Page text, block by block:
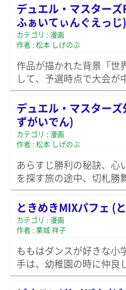
デュエル・マスター
ふぁいてぃんぐえっじ)
カテゴリ : 漫画
作者 : 松本 しげのぶ
作品が描かれた背景「世
して、予選時点で大会
デュエル・マスター
ずがいでん)
カテゴリ : 漫画
作者 : 松本 しげのぶ
あらすじ勝利の秘訣、心
を探す旅の途中、切札
ときめきMIXパフェ (
カテゴリ : 漫画
作者 : 栗城 祥子
ももはダンスが好きな小
手は、幼稚園の時に仲